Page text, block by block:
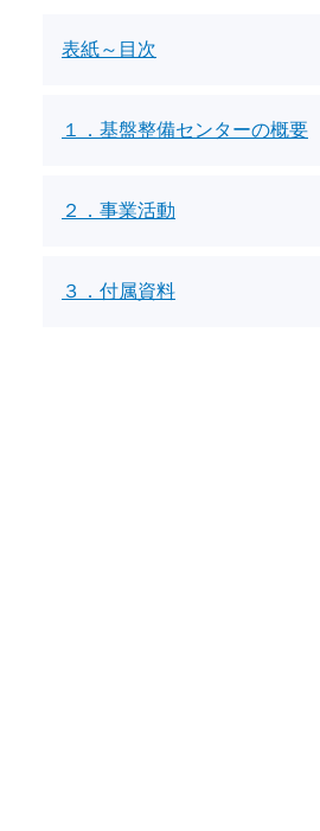
表紙～目次
１．基盤整備センターの概要
２．事業活動
３．付属資料